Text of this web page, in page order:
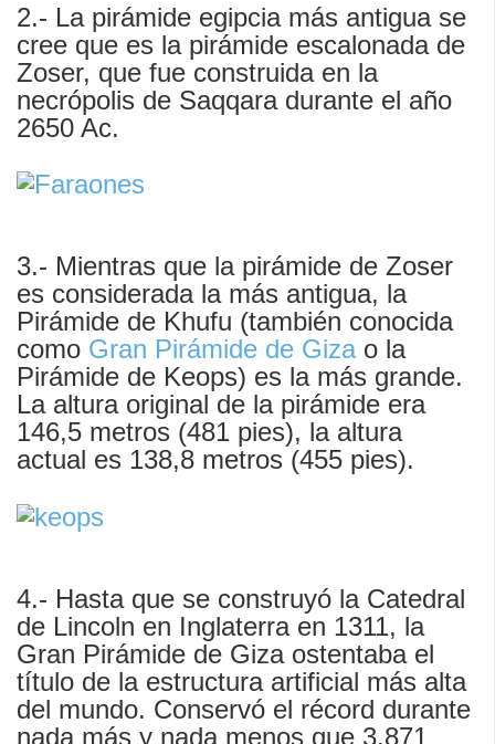
2.- La pirámide egipcia más antigua se
cree que es la pirámide escalonada de
Zoser, que fue construida en la
necrópolis de Saqqara durante el año
2650 Ac.
3.- Mientras que la pirámide de Zoser
es considerada la más antigua, la
Pirámide de Khufu (también conocida
como Gran Pirámide de Gizao la
Pirámide de Keops) es la más grande.
La altura original de la pirámide era
146,5 metros (481 pies), la altura
actual es 138,8 metros (455 pies).
4.- Hasta que se construyó la Catedral
de Lincoln en Inglaterra en 1311, la
Gran Pirámide de Giza ostentaba el
título de la estructura artificial más alta
del mundo. Conservó el récord durante
nada más y nada menos que 3.871